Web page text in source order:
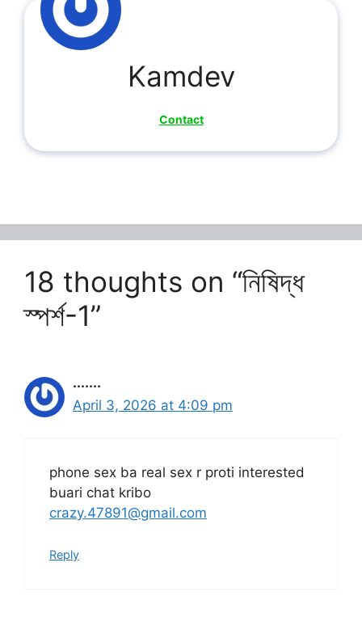
Kamdev
Contact
18 thoughts on “নিষিদ্ধ
স্পৰ্শ-1”
.......
April 3, 2026 at 4:09 pm
phone sex ba real sex r proti interested
buari chat kribo
crazy.47891@gmail.com
Reply